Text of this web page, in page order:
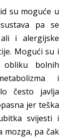
su moguće u
pa se
i alergijske
Mogući su i
obliku bolnih
i
često javlja
jer teška
svijesti i
mozga, pa čak